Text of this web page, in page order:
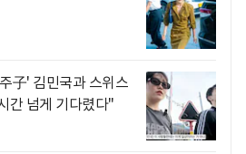
子' 김민국과 스위스
간 넘게 기다렸다"